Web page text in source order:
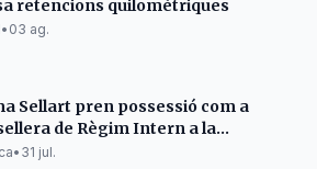
retencions quilomètriques
• 03 ag.
Sellart pren possessió com a
de Règim Intern a la
• 31 jul.